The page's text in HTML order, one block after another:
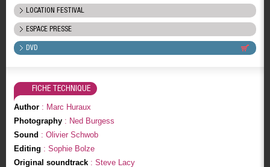
LOCATION FESTIVAL
ESPACE PRESSE
DVD
FICHE TECHNIQUE
Author: Marc Huraux
Photography: Ned Burgess
Sound : Olivier Schwob
Editing : Sophie Bolze
Original soundtrack: Steve Lacy